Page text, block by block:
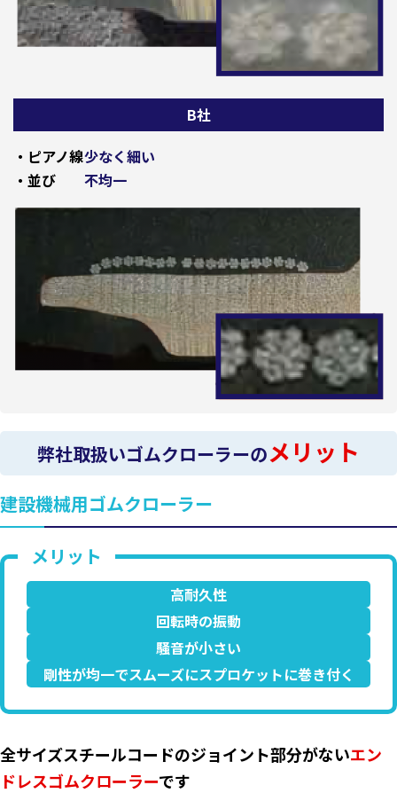
B社
・ピアノ線少なく細い
・並び
不均一
弊社取扱いゴムクローラーのメリット
建設機械用ゴムクローラー
高耐久性
回転時の振動
騒音が小さい
剛性が均一でスムーズにスプロケットに巻き付く
全サイズスチールコードのジョイント部分がないエン
ドレスゴムクローラーです